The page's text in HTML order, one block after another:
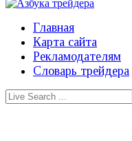
Главная
Карта сайта
Рекламодателям
Словарь трейдера